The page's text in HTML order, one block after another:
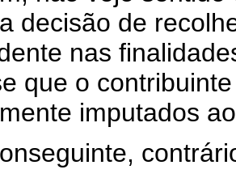
decisão de
nas
que o
imputados
contrário